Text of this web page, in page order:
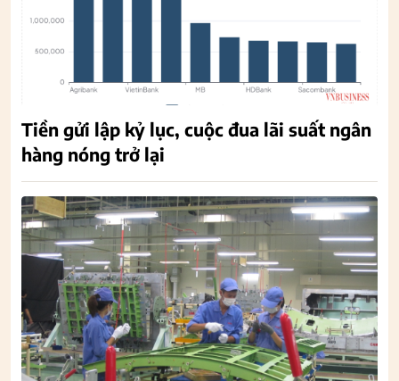
Tiền gửi lập kỷ lục, cuộc đua lãi suất ngân
hàng nóng trở lại